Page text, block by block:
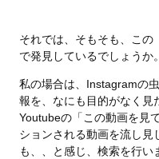
それでは、そもそも、この
で発見しているでしょうか。
私の場合は、Instagramの
報を、なにも目的がなく見
Youtubeの「この動画を見
ションされる動画を流し見
も、、と感じ、検索を行い